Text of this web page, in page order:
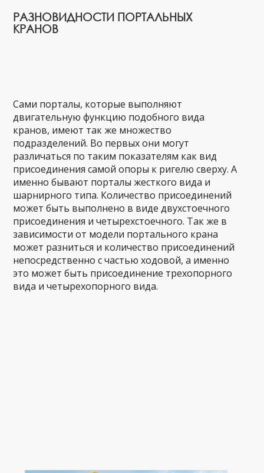
РАЗНОВИДНОСТИ ПОРТАЛЬНЫХ
КРАНОВ
Сами порталы, которые выполняют
двигательную функцию подобного вида
кранов, имеют так же множество
подразделений. Во первых они могут
различаться по таким показателям как вид
присоединения самой опоры к ригелю сверху. А
именно бывают порталы жесткого вида и
шарнирного типа. Количество присоединений
может быть выполнено в виде двухстоечного
присоединения и четырехстоечного. Так же в
зависимости от модели портального крана
может разниться и количество присоединений
непосредственно с частью ходовой, а именно
это может быть присоединение трехопорного
вида и четырехопорного вида.